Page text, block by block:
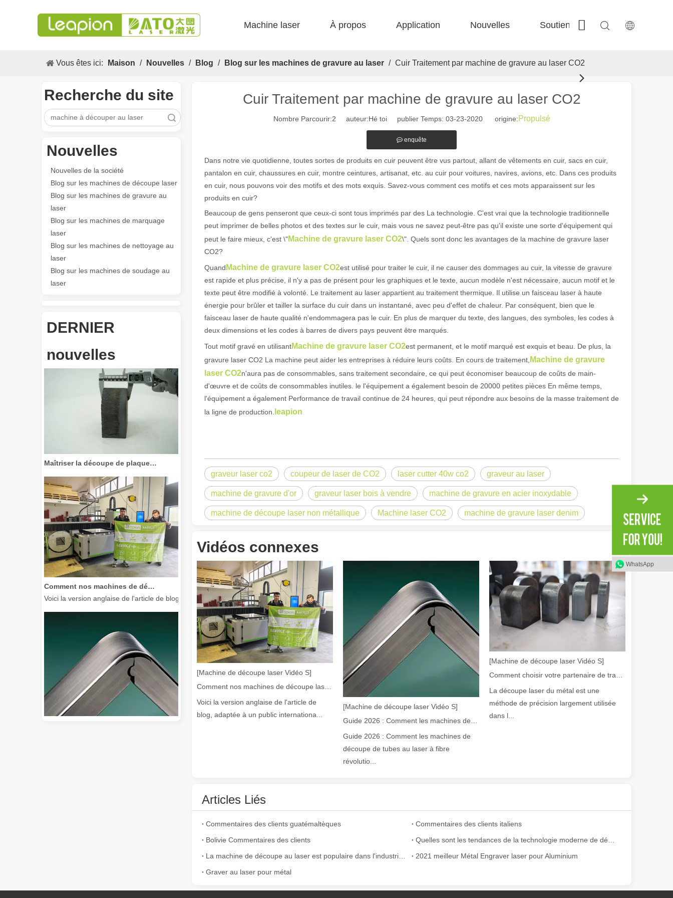
Machine laser À propos Application Nouvelles Soutien Contactez-nous
Vous êtes ici: Maison / Nouvelles / Blog / Blog sur les machines de gravure au laser / Cuir Traitement par machine de gravure au laser CO2
Recherche du site
recherche
Nouvelles
Nouvelles de la société
Blog sur les machines de découpe laser
Blog sur les machines de gravure au
laser
Blog sur les machines de marquage
laser
Blog sur les machines de nettoyage au
laser
Blog sur les machines de soudage au
laser
DERNIER
nouvelles
Les caractéristiques polyvalentes Application et les caractéristiques exceptionnelles des machines de marquage laser Le paysage de fabrication et industriel moderne, les machines de
Voici la version anglaise de l'article de blog, adaptée à un public international tout en conservant le ton professionnel et inspirant de l'original. Briller à travers le Pacifique : comment nos machines
Guide 2026 : Comment les machines de découpe de tubes au laser à fibre révolutionnent la fabrication de tuyauxDans le monde en évolution rapide de la fabrication métallique, l'efficacité et la
Cuir Traitement par machine de gravure au laser CO2
Nombre Parcourir:2 auteur:Hé toi publier Temps: 03-23-2020 origine:Propulsé
enquête
Dans notre vie quotidienne, toutes sortes de produits en cuir peuvent être vus partout, allant de vêtements en cuir, sacs en cuir,
pantalon en cuir, chaussures en cuir, montre ceintures, artisanat, etc. au cuir pour voitures, navires, avions, etc. Dans ces produits
en cuir, nous pouvons voir des motifs et des mots exquis. Savez-vous comment ces motifs et ces mots apparaissent sur les
produits en cuir?
Beaucoup de gens penseront que ceux-ci sont tous imprimés par des La technologie. C'est vrai que la technologie traditionnelle
peut imprimer de belles photos et des textes sur le cuir, mais vous ne savez peut-être pas qu'il existe une sorte d'équipement qui
peut le faire mieux, c'est \"Machine de gravure laser CO2\". Quels sont donc les avantages de la machine de gravure laser
CO2?
Quand Machine de gravure laser CO2est utilisé pour traiter le cuir, il ne causer des dommages au cuir, la vitesse de gravure
est rapide et plus précise, il n'y a pas de présent pour les graphiques et le texte, aucun modèle n'est nécessaire, aucun motif et le
texte peut être modifié à volonté. Le traitement au laser appartient au traitement thermique. Il utilise un faisceau laser à haute
énergie pour brûler et tailler la surface du cuir dans un instantané, avec peu d'effet de chaleur. Par conséquent, bien que le
faisceau laser de haute qualité n'endommagera pas le cuir. En plus de marquer du texte, des langues, des symboles, les codes à
deux dimensions et les codes à barres de divers pays peuvent être marqués.
Tout motif gravé en utilisantMachine de gravure laser CO2est permanent, et le motif marqué est exquis et beau. De plus, la
gravure laser CO2 La machine peut aider les entreprises à réduire leurs coûts. En cours de traitement, Machine de gravure
laser CO2n'aura pas de consommables, sans traitement secondaire, ce qui peut économiser beaucoup de coûts de main-
d'œuvre et de coûts de consommables inutiles. le l'équipement a également besoin de 20000 petites pièces En même temps,
l'équipement a également Performance de travail continue de 24 heures, qui peut répondre aux besoins de la masse traitement de
la ligne de production. leapion
graveur laser co2 coupeur de laser de CO2 laser cutter 40w co2 graveur au laser
machine de gravure d'or graveur laser bois à vendre machine de gravure en acier inoxydable
machine de découpe laser non métallique Machine laser CO2 machine de gravure laser denim
Vidéos connexes
[Machine de découpe laser Vidéo S]
Voici la version anglaise de l'article de
blog, adaptée à un public internationa...
[Machine de découpe laser Vidéo S]
Guide 2026 : Comment les machines de
découpe de tubes au laser à fibre
révolutio...
[Machine de découpe laser Vidéo S]
Comment choisir votre partenaire de travail : machine de découpe laser
La découpe laser du métal est une
méthode de précision largement utilisée
dans l...
Articles Liés
Commentaires des clients guatémaltèques
Commentaires des clients italiens
Bolivie Commentaires des clients
2021 meilleur Métal Engraver laser pour Aluminium
Graver au laser pour métal
WhatsApp